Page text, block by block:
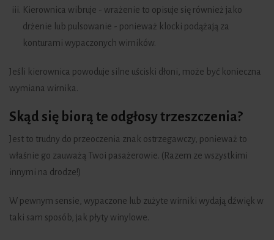
Kierownica wibruje - wrażenie to opisuje się również jako
drżenie lub pulsowanie - ponieważ klocki podążają za
konturami wypaczonych wirników.
Jeśli kierownica powoduje silne uściski dłoni, może być konieczna
wymiana wirnika.
Skąd się biorą te odgłosy trzeszczenia?
Jest to trudny do przeoczenia znak ostrzegawczy, ponieważ to
właśnie go zauważą Twoi pasażerowie. (Razem ze wszystkimi
innymi na drodze!)
W pewnym sensie, wypaczone lub zużyte wirniki wydają dźwięk w
taki sam sposób, jak płyty winylowe.